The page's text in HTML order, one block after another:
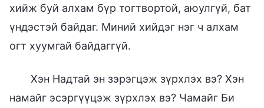
хийж буй алхам бүр тогтвортой, аюулгүй, бат
үндэстэй байдаг. Миний хийдэг нэг ч алхам
огт хуумгай байдаггүй.
Хэн Надтай эн зэрэгцэж зүрхлэх вэ? Хэн
намайг эсэргүүцэж зүрхлэх вэ? Чамайг Би